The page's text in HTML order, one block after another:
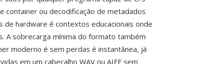
container ou decodificação de metadados
hardware é contextos educacionais onde
A sobrecarga mínima do formato também
moderno é sem perdas é instantânea, já
em um cabecalho WAV ou AIFF sem